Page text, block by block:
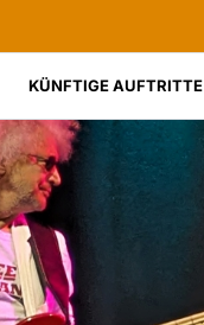
KÜNFTIGE AUFTRITTE